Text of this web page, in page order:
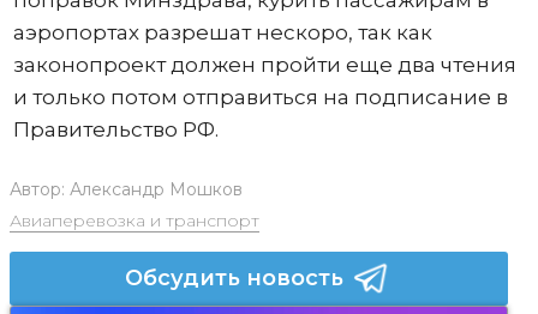
аэропортах разрешат нескоро, так как
законопроект должен пройти еще два чтения
и только потом отправиться на подписание в
Правительство РФ.
Автор: Александр Мошков
Авиаперевозка и транспорт
Обсудить новость